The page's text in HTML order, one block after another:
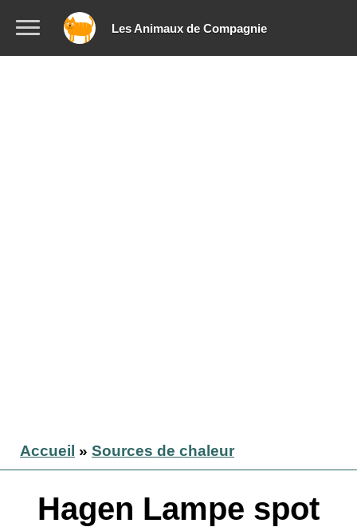
Les Animaux de Compagnie
Accueil » Sources de chaleur
Hagen Lampe spot